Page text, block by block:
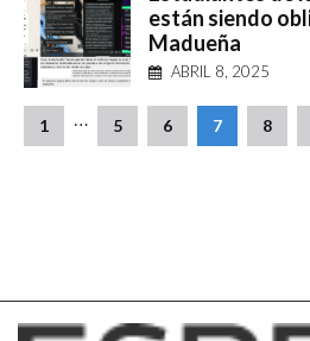
están siendo
Madueña
ABRIL 8, 2025
1 … 5 6 7 8